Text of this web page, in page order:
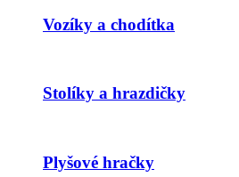
Vozíky a chodítka
Stolíky a hrazdičky
Plyšové hračky